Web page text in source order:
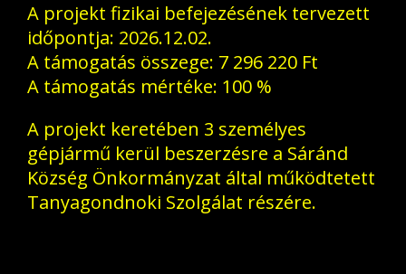
A projekt fizikai befejezésének tervezett
időpontja: 2026.12.02.
A támogatás összege: 7 296 220 Ft
A támogatás mértéke: 100 %
A projekt keretében 3 személyes
gépjármű kerül beszerzésre a Sáránd
Község Önkormányzat által működtetett
Tanyagondnoki Szolgálat részére.